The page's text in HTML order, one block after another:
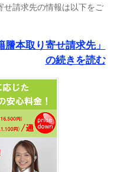
せ請求先の情報は以下をご
謄本取り寄せ請求先」
の続きを読む